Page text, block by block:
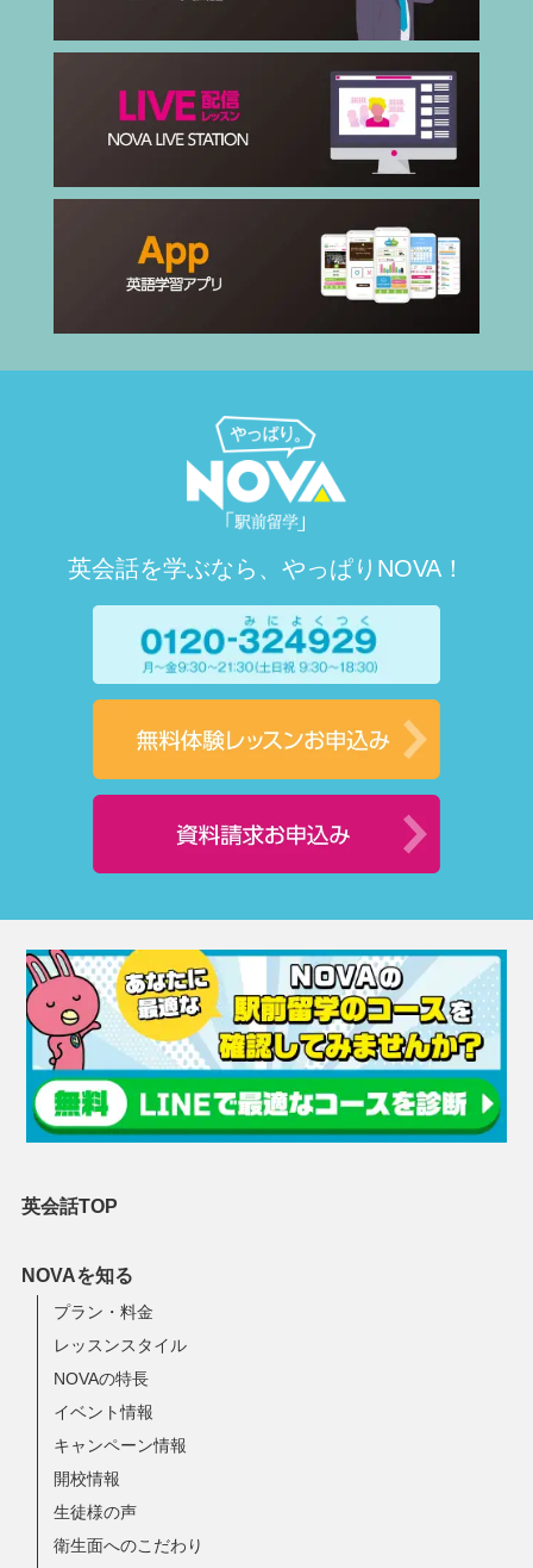
英会話を学ぶなら、やっぱりNOVA！
英会話TOP
NOVAを知る
プラン・料金
レッスンスタイル
NOVAの特長
イベント情報
キャンペーン情報
開校情報
生徒様の声
衛生面へのこだわり